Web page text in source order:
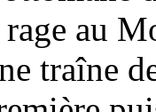
au
traîne